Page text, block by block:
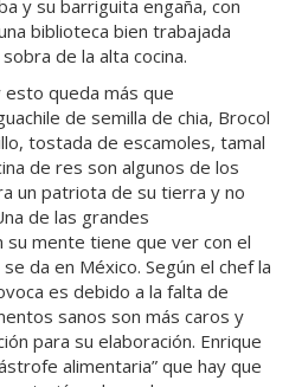
y su barriguita engaña, con
biblioteca bien trabajada
de la alta cocina.
queda más que
de semilla de chia, Brocol
tostada de escamoles, tamal
de res son algunos de los
un patriota de su tierra y no
de las grandes
su mente tiene que ver con el
da en México. Según el chef la
es debido a la falta de
sanos son más caros y
para su elaboración. Enrique
alimentaria” que hay que